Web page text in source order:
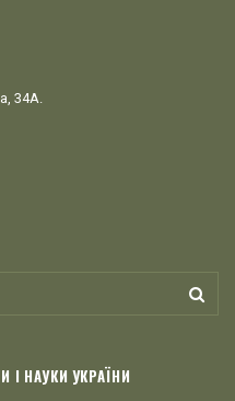
34А.
І НАУКИ УКРАЇНИ